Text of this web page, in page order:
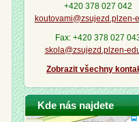
+420 378 027 042
koutovami@zsujezd.plzen-
Fax: +420 378 027
skola@zsujezd.plzen-
Zobrazit všechny
Kde nás najdete